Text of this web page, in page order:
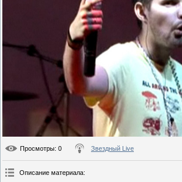
Просмотры: 0 Звездный Live
Описание материала: